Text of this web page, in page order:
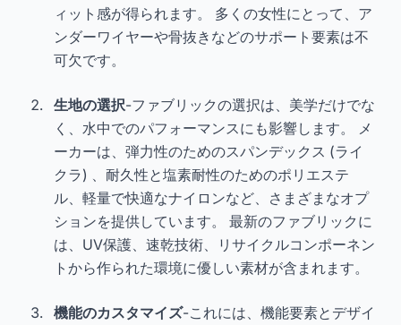
ィット感が得られます。 多くの女性にとって、ア
ンダーワイヤーや骨抜きなどのサポート要素は不
可欠です。
生地の選択-ファブリックの選択は、美学だけでな
く、水中でのパフォーマンスにも影響します。 メ
ーカーは、弾力性のためのスパンデックス (ライ
クラ) 、耐久性と塩素耐性のためのポリエステ
ル、軽量で快適なナイロンなど、さまざまなオプ
ションを提供しています。 最新のファブリックに
は、UV保護、速乾技術、リサイクルコンポーネン
トから作られた環境に優しい素材が含まれます。
機能のカスタマイズ-これには、機能要素とデザイ